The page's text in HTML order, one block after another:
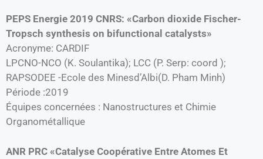
PEPS Energie 2019 CNRS: «Carbon dioxide Fischer-
Tropsch synthesis on bifunctional catalysts»
Acronyme: CARDIF
LPCNO-NCO (K. Soulantika); LCC (P. Serp: coord );
RAPSODEE -Ecole des Minesd’Albi(D. Pham Minh)
Période :2019
Équipes concernées : Nanostructures et Chimie
Organométallique
ANR PRC «Catalyse Coopérative Entre Atomes Et